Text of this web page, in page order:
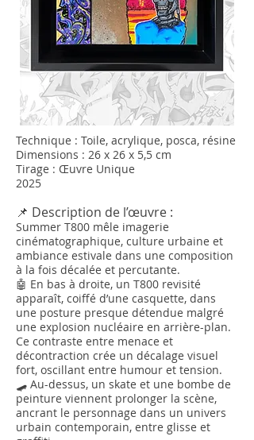
Technique : Toile, acrylique, posca, résine
Dimensions : 26 x 26 x 5,5 cm
Tirage : Œuvre Unique
2025
📌 Description de l’œuvre :
Summer T800 mêle imagerie
cinématographique, culture urbaine et
ambiance estivale dans une composition
à la fois décalée et percutante.
🤖 En bas à droite, un T800 revisité
apparaît, coiffé d’une casquette, dans
une posture presque détendue malgré
une explosion nucléaire en arrière-plan.
Ce contraste entre menace et
décontraction crée un décalage visuel
fort, oscillant entre humour et tension.
🛹 Au-dessus, un skate et une bombe de
peinture viennent prolonger la scène,
ancrant le personnage dans un univers
urbain contemporain, entre glisse et